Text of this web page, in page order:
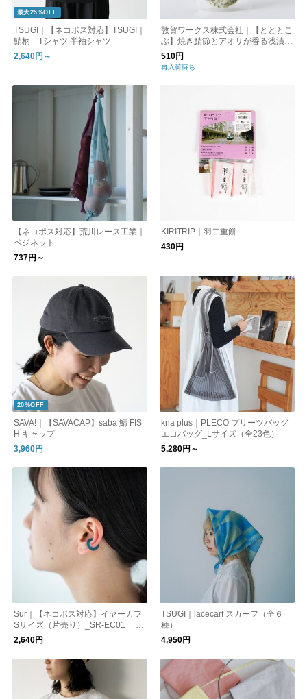
最大25%OFF
TSUGI｜【ネコポス対応】TSUGI｜
鯖柄 Tシャツ 半袖シャツ
2,640円～
敦賀ワークス株式会社｜【とととこ
ぶ】焼き鯖節とアオサが香る浅漬け
塩（110g）
510円
再入荷待ち
【ネコポス対応】荒川レース工業｜
ベジネット
737円～
KIRITRIP｜羽二重餅
430円
20%OFF
SAVA!｜【SAVACAP】saba 鯖 FIS
H キャップ
3,960円
kna plus｜PLECO プリーツバッグ
エコバッグ_Lサイズ（全23色）
5,280円～
Sur｜【ネコポス対応】イヤーカフ
Sサイズ（片売り）_SR-EC01 オ
ケージョン
2,640円
TSUGI｜lacecarf スカーフ（全６
種）
4,950円